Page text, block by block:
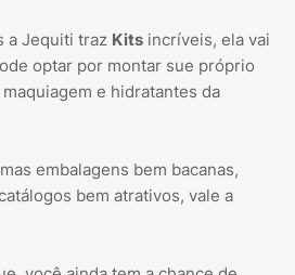
a Jequiti traz Kits incríveis, ela vai
optar por montar sue próprio
e hidratantes da
embalagens bem bacanas,
bem atrativos, vale a